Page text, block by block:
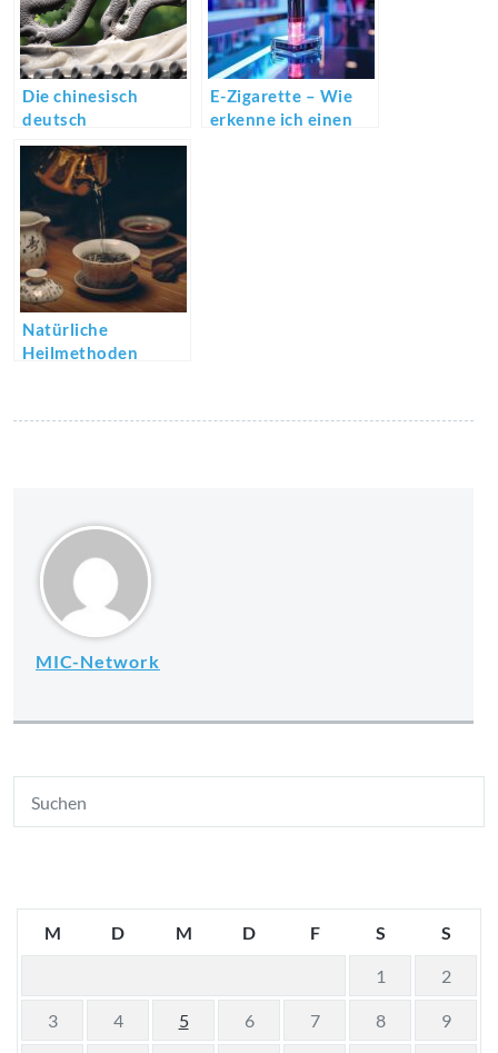
Die chinesisch
deutsch
Übersetzung
E-Zigarette – Wie
erkenne ich einen
Natürliche
Heilmethoden
MIC-Network
M D M D F S S
1 2
3 4 5 6 7 8 9